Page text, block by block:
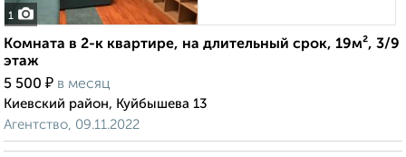
1
Комната в 2-к квартире, на длительный срок, 19м², 3/9
этаж
5 500 ₽ в месяц
Киевский район, Куйбышева 13
Агентство, 09.11.2022